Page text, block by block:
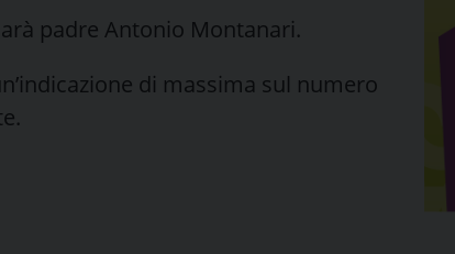
padre Antonio Montanari.
di massima sul numero